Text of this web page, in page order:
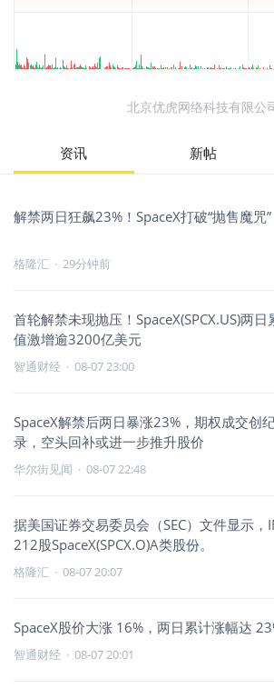
北京优虎网络科技有限公
资讯 新帖
解禁两日狂飙23%！SpaceX打破“抛售魔咒”
格隆汇 · 29分钟前
首轮解禁未现抛压！SpaceX(SPCX.US)两
值激增逾3200亿美元
智通财经 · 08-07 23:00
SpaceX解禁后两日暴涨23%，期权成交创
录，空头回补或进一步推升股价
华尔街见闻 · 08-07 22:48
据美国证券交易委员会（SEC）文件显示
212股SpaceX(SPCX.O)A类股份。
格隆汇 · 08-07 20:07
SpaceX股价大涨 16%，两日累计涨幅达
智通财经 · 08-07 20:01